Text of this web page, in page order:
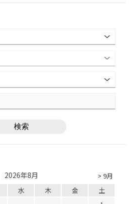
> 9月
2026年8月
水 木 金
土